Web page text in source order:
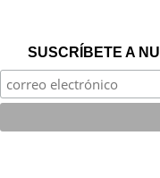
SUSCRÍBETE A